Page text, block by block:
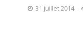
31 juillet 2014